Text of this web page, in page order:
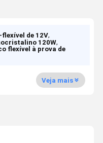
de 12V,
120W,
flexível à prova de
Veja mais